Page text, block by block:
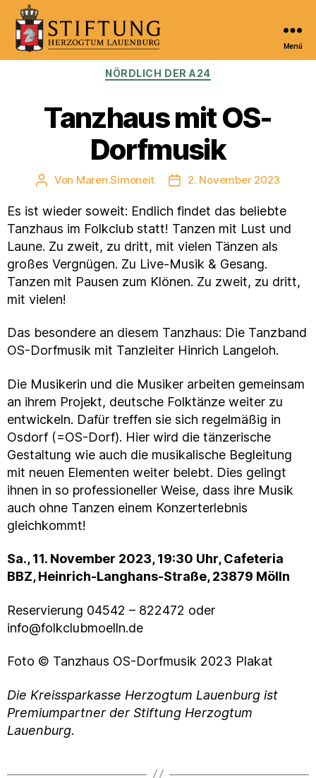
Kulturportal
Herzogtum
Lauenburg
Menü
Kategorien
NÖRDLICH DER A24
Tanzhaus mit OS-
Dorfmusik
Beitragsautor
Von Maren.Simoneit Veröffentlichungsdatum
2. November 2023
Es ist wieder soweit: Endlich findet das beliebte
Tanzhaus im Folkclub statt! Tanzen mit Lust und
Laune. Zu zweit, zu dritt, mit vielen Tänzen als
großes Vergnügen. Zu Live-Musik & Gesang.
Tanzen mit Pausen zum Klönen. Zu zweit, zu dritt,
mit vielen!
Das besondere an diesem Tanzhaus: Die Tanzband
OS-Dorfmusik mit Tanzleiter Hinrich Langeloh.
Die Musikerin und die Musiker arbeiten gemeinsam
an ihrem Projekt, deutsche Folktänze weiter zu
entwickeln. Dafür treffen sie sich regelmäßig in
Osdorf (=OS-Dorf). Hier wird die tänzerische
Gestaltung wie auch die musikalische Begleitung
mit neuen Elementen weiter belebt. Dies gelingt
ihnen in so professioneller Weise, dass ihre Musik
auch ohne Tanzen einem Konzerterlebnis
gleichkommt!
Sa., 11. November 2023, 19:30 Uhr, Cafeteria
BBZ, Heinrich-Langhans-Straße, 23879 Mölln
Reservierung 04542 – 822472 oder
info@folkclubmoelln.de
Foto © Tanzhaus OS-Dorfmusik 2023 Plakat
Die Kreissparkasse Herzogtum Lauenburg ist
Premiumpartner der Stiftung Herzogtum
Lauenburg.